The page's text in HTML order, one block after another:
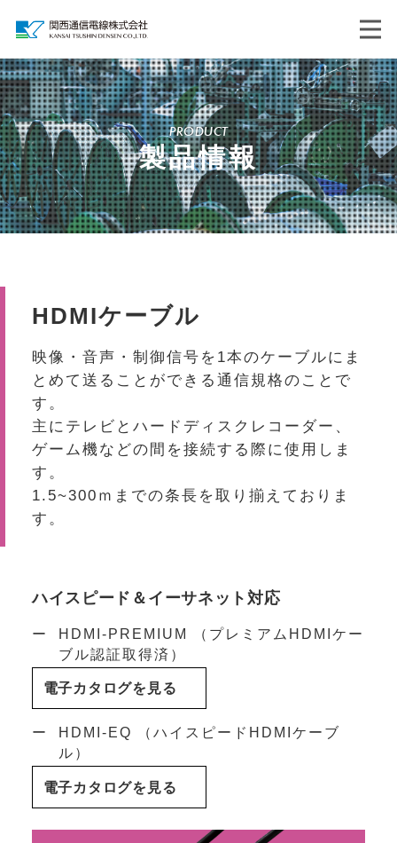
PRODUCT
製品情報
HDMIケーブル
映像・音声・制御信号を1本のケーブルにま
とめて送ることができる通信規格のことで
す。
主にテレビとハードディスクレコーダー、
ゲーム機などの間を接続する際に使用しま
す。
1.5~300ｍまでの条長を取り揃えておりま
す。
ハイスピード＆イーサネット対応
HDMI-PREMIUM （プレミアムHDMIケー
ブル認証取得済）
電子カタログを見る
HDMI-EQ （ハイスピードHDMIケーブ
ル）
電子カタログを見る